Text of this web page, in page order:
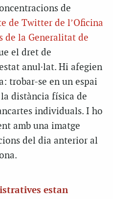
de
de Twitter de l’Oficina
de la Generalitat de
el dret de
anul·lat. Hi afegien
trobar-se en un espai
distància física de
individuals. I ho
amb una imatge
del dia anterior al
estan